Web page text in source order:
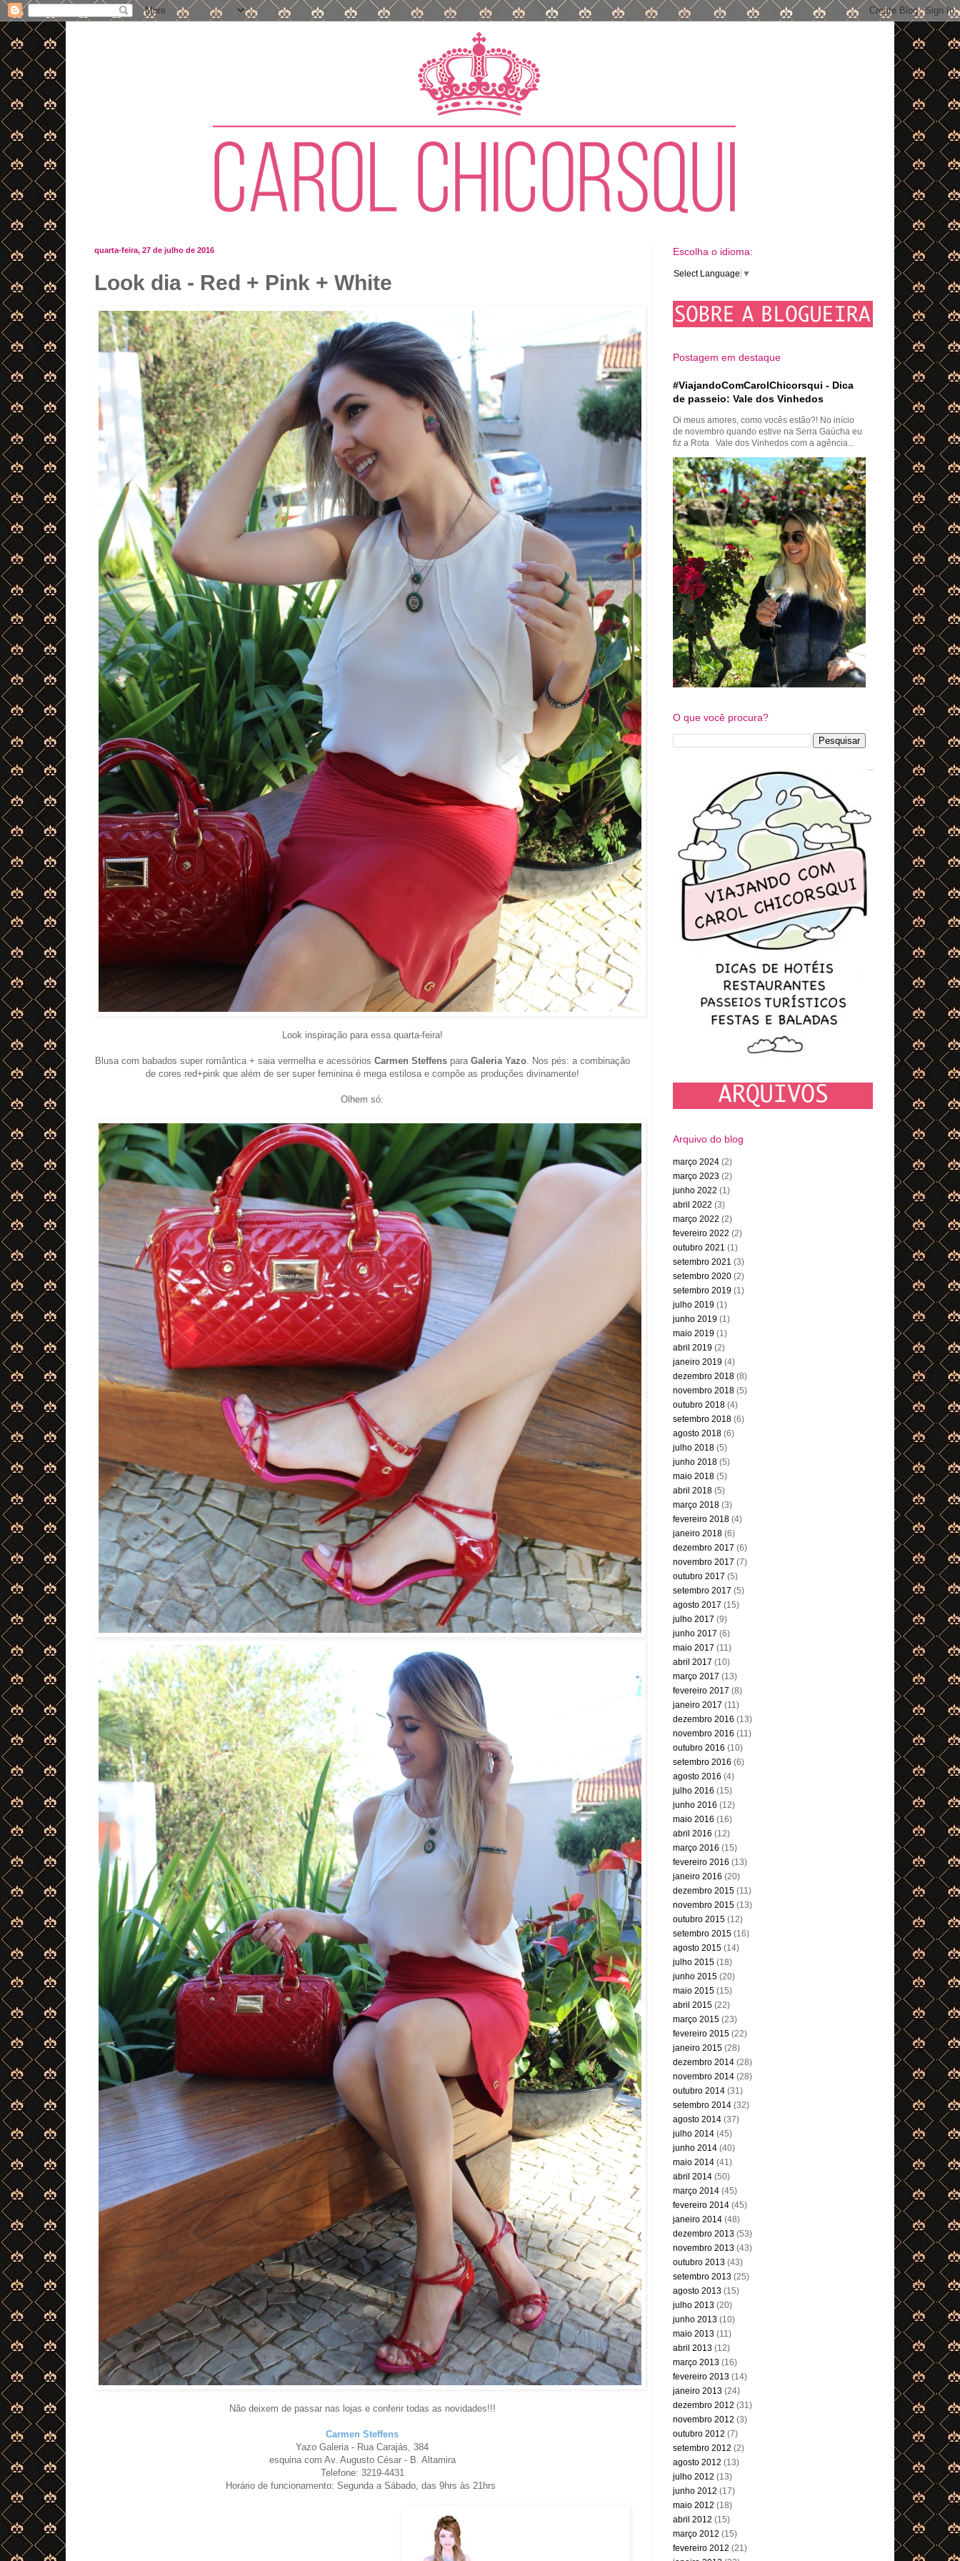
quarta-feira, 27 de julho de 2016
Look dia - Red + Pink + White
Look inspiração para essa quarta-feira!
Blusa com babados super romântica + saia vermelha e acessórios Carmen Steffenspara Galeria Yazo. Nos pés: acombinação
de cores red+pink que além de ser super feminina é mega estilosa e compõe as produções divinamente!
Olhem só:
Não deixem de passar nas lojas e conferir todas as novidades!!!
Carmen Steffens
Yazo Galeria - Rua Carajás, 384
esquina com Av. Augusto César - B. Altamira
Telefone: 3219-4431
Horário de funcionamento: Segunda a Sábado, das 9hrs às 21hrs
Escolha o idioma:
Select Language ▼
Postagem em destaque
#ViajandoComCarolChicorsqui - Dica
de passeio: Vale dos Vinhedos
Oi meus amores, como vocês estão?! No início
de novembro quando estive na Serra Gaúcha eu
fiz a Rota Vale dos Vinhedos com a agência...
O que você procura?
Arquivo do blog
março 2024 (2)
março 2023 (2)
junho 2022 (1)
abril 2022 (3)
março 2022 (2)
fevereiro 2022 (2)
outubro 2021 (1)
setembro 2021 (3)
setembro 2020 (2)
setembro 2019 (1)
julho 2019 (1)
junho 2019 (1)
maio 2019 (1)
abril 2019 (2)
janeiro 2019 (4)
dezembro 2018 (8)
novembro 2018 (5)
outubro 2018 (4)
setembro 2018 (6)
agosto 2018 (6)
julho 2018 (5)
junho 2018 (5)
maio 2018 (5)
abril 2018 (5)
março 2018 (3)
fevereiro 2018 (4)
janeiro 2018 (6)
dezembro 2017 (6)
novembro 2017 (7)
outubro 2017 (5)
setembro 2017 (5)
agosto 2017 (15)
julho 2017 (9)
junho 2017 (6)
maio 2017 (11)
abril 2017 (10)
março 2017 (13)
fevereiro 2017 (8)
janeiro 2017 (11)
dezembro 2016 (13)
novembro 2016 (11)
outubro 2016 (10)
setembro 2016 (6)
agosto 2016 (4)
julho 2016 (15)
junho 2016 (12)
maio 2016 (16)
abril 2016 (12)
março 2016 (15)
fevereiro 2016 (13)
janeiro 2016 (20)
dezembro 2015 (11)
novembro 2015 (13)
outubro 2015 (12)
setembro 2015 (16)
agosto 2015 (14)
julho 2015 (18)
junho 2015 (20)
maio 2015 (15)
abril 2015 (22)
março 2015 (23)
fevereiro 2015 (22)
janeiro 2015 (28)
dezembro 2014 (28)
novembro 2014 (28)
outubro 2014 (31)
setembro 2014 (32)
agosto 2014 (37)
julho 2014 (45)
junho 2014 (40)
maio 2014 (41)
abril 2014 (50)
março 2014 (45)
fevereiro 2014 (45)
janeiro 2014 (48)
dezembro 2013 (53)
novembro 2013 (43)
outubro 2013 (43)
setembro 2013 (25)
agosto 2013 (15)
julho 2013 (20)
junho 2013 (10)
maio 2013 (11)
abril 2013 (12)
março 2013 (16)
fevereiro 2013 (14)
janeiro 2013 (24)
dezembro 2012 (31)
novembro 2012 (3)
outubro 2012 (7)
setembro 2012 (2)
agosto 2012 (13)
julho 2012 (13)
junho 2012 (17)
maio 2012 (18)
abril 2012 (15)
março 2012 (15)
fevereiro 2012 (21)